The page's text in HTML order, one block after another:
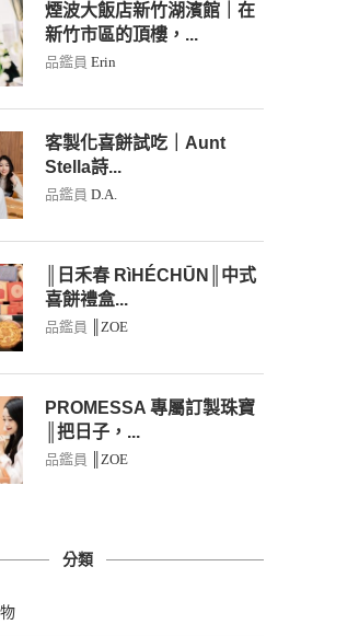
煙波大飯店新竹湖濱館｜在
新竹市區的頂樓，...
品鑑員 Erin
客製化喜餅試吃｜Aunt
Stella詩...
品鑑員 D.A.
║日禾春 RìHÉCHŪN║中式
喜餅禮盒...
品鑑員 ║ZOE
PROMESSA 專屬訂製珠寶
║把日子，...
品鑑員 ║ZOE
分類